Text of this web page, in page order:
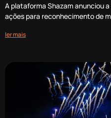
A plataforma Shazam anunciou
ações para reconhecimento de
ler mais